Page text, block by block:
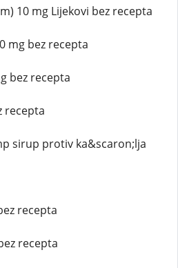
10 mg Lijekovi bez recepta
mg bez recepta
bez recepta
recepta
sirup protiv ka&scaron;lja
recepta
recepta